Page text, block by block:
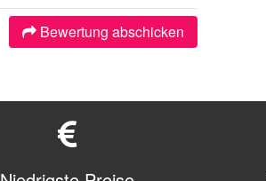
Bewertung abschicken